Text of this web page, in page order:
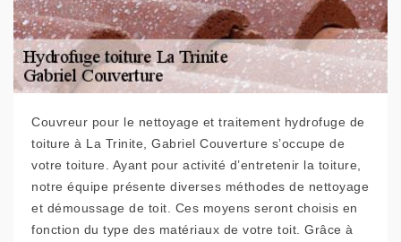
Couvreur pour le nettoyage et traitement hydrofuge de
toiture à La Trinite, Gabriel Couverture s’occupe de
votre toiture. Ayant pour activité d’entretenir la toiture,
notre équipe présente diverses méthodes de nettoyage
et démoussage de toit. Ces moyens seront choisis en
fonction du type des matériaux de votre toit. Grâce à